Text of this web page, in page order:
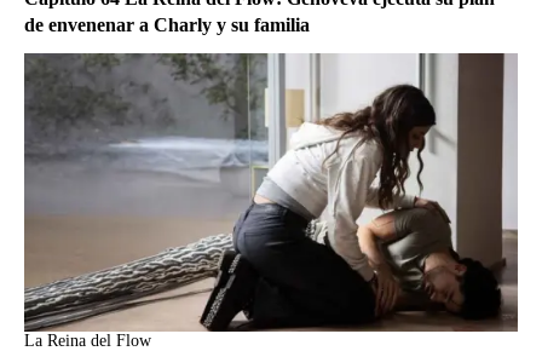
de envenenar a Charly y su familia
La Reina del Flow